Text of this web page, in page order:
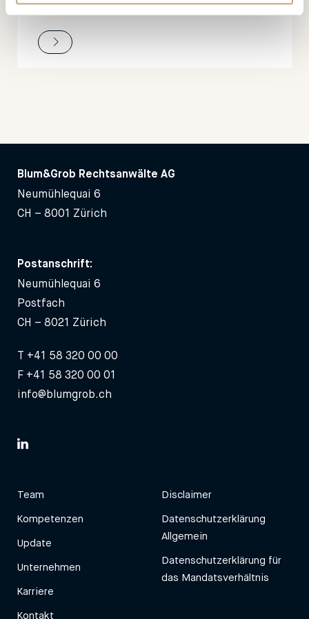
Blum&Grob Rechtsanwälte AG
Neumühlequai 6
CH – 8001 Zürich
Postanschrift:
Neumühlequai 6
Postfach
CH – 8021 Zürich
T +41 58 320 00 00
F +41 58 320 00 01
info@blumgrob.ch
Team
Kompetenzen
Update
Unternehmen
Karriere
Kontakt
Disclaimer
Datenschutzerklärung
Allgemein
Datenschutzerklärung für
das Mandatsverhältnis